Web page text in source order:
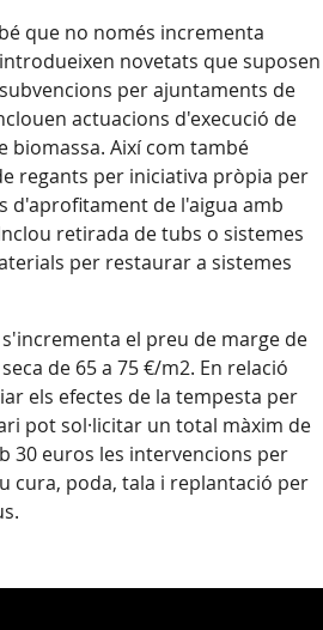
que no només incrementa
novetats que suposen
per ajuntaments de
actuacions d'execució de
biomassa. Així com també
regants per iniciativa pròpia per
d'aprofitament de l'aigua amb
retirada de tubs o sistemes
per restaurar a sistemes
el preu de marge de
de 65 a 75 €/m2. En relació
els efectes de la tempesta per
pot sol·licitar un total màxim de
30 euros les intervencions per
cura, poda, tala i replantació per